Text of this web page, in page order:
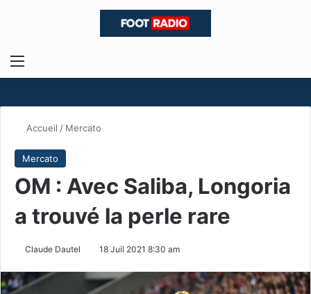
Menu
Accueil / Mercato
Mercato
OM : Avec Saliba, Longoria
a trouvé la perle rare
Claude Dautel 18 Juil 2021 8:30 am